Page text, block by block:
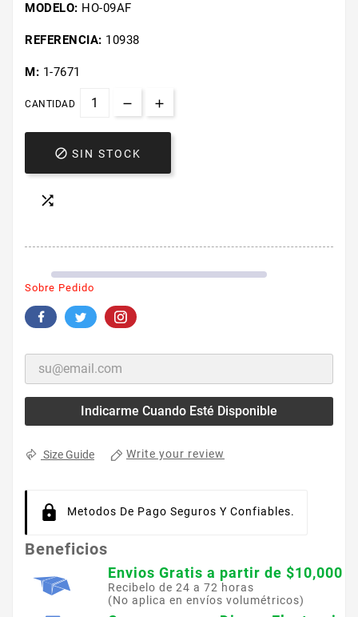
MODELO: HO-09AF
REFERENCIA: 10938
M: 1-7671
CANTIDAD
 SIN STOCK

Sobre Pedido
Indicarme Cuando Esté Disponible
Size Guide Write your review
Metodos De Pago Seguros Y Confiables.
Beneficios
Envios Gratis a partir de $10,000
Recibelo de 24 a 72 horas
(No aplica en envíos volumétricos)